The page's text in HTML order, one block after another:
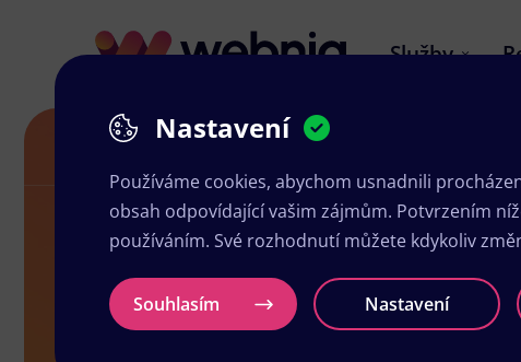
Služby
Grafické studio v Trutnově
Grafické
Nastavení
Používáme cookies, abychom usnadnili
obsah odpovídající vašim zájmům. Potvrzením
používáním. Své rozhodnutí můžete kdykoliv
Souhlasím Nastavení